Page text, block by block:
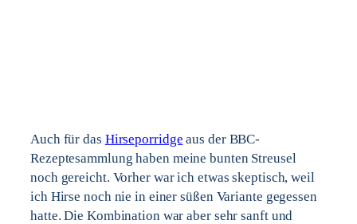
Auch für das Hirseporridge aus der BBC-
Rezeptesammlung haben meine bunten Streusel
noch gereicht. Vorher war ich etwas skeptisch, weil
ich Hirse noch nie in einer süßen Variante gegessen
hatte. Die Kombination war aber sehr sanft und